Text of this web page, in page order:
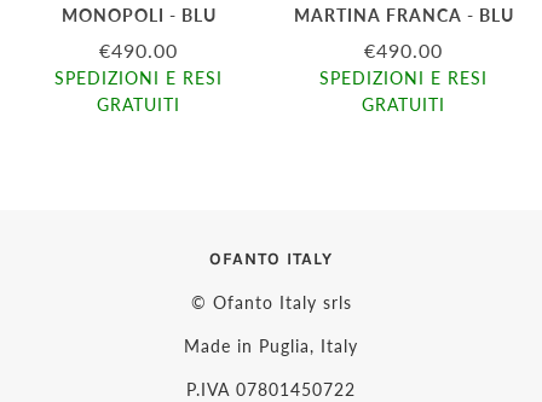
MONOPOLI - BLU
€490.00
SPEDIZIONI E RESI
GRATUITI
MARTINA FRANCA - BLU
€490.00
SPEDIZIONI E RESI
GRATUITI
OFANTO ITALY
© Ofanto Italy srls
Made in Puglia, Italy
P.IVA 07801450722